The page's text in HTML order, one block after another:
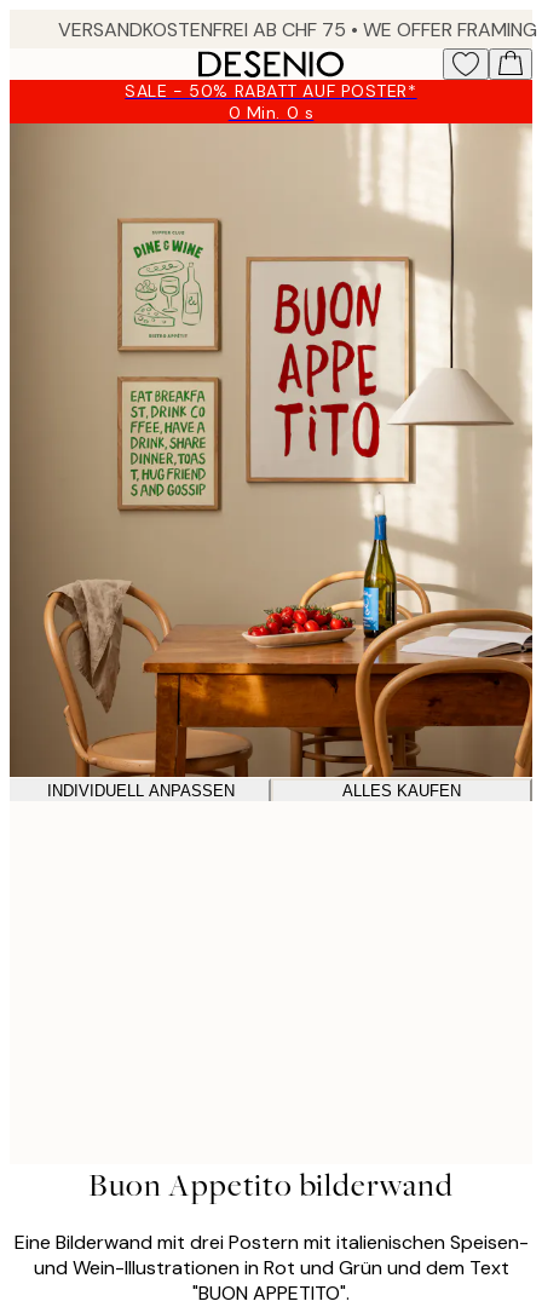
SALE - 50% RABATT AUF POSTER*
0 Min. 0 s
Gültig
INDIVIDUELL ANPASSEN ALLES KAUFEN
Buon Appetito bilderwand
Eine Bilderwand mit drei Postern mit italienischen Speisen-
und Wein-Illustrationen in Rot und Grün und dem Text
"BUON APPETITO".